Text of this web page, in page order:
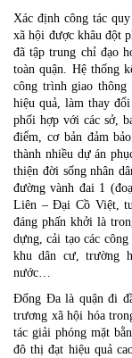
Xác định công tác
xã hội được khâu đột
đã tập trung chỉ đạo
toàn quận. Hệ thống
công trình giao
hiệu quả, làm thay
phối hợp với các sở,
điểm, cơ bản đảm
thành nhiều dự án
thiện đời sống nhân
đường vành đai 1
Liên – Đại Cồ Việt,
đáng phấn khởi là
dựng, cải tạo các
khu dân cư, trường
nước…
Đống Đa là quận đi
trương xã hội hóa
tác giải phóng mặt
đô thị đạt hiệu quả